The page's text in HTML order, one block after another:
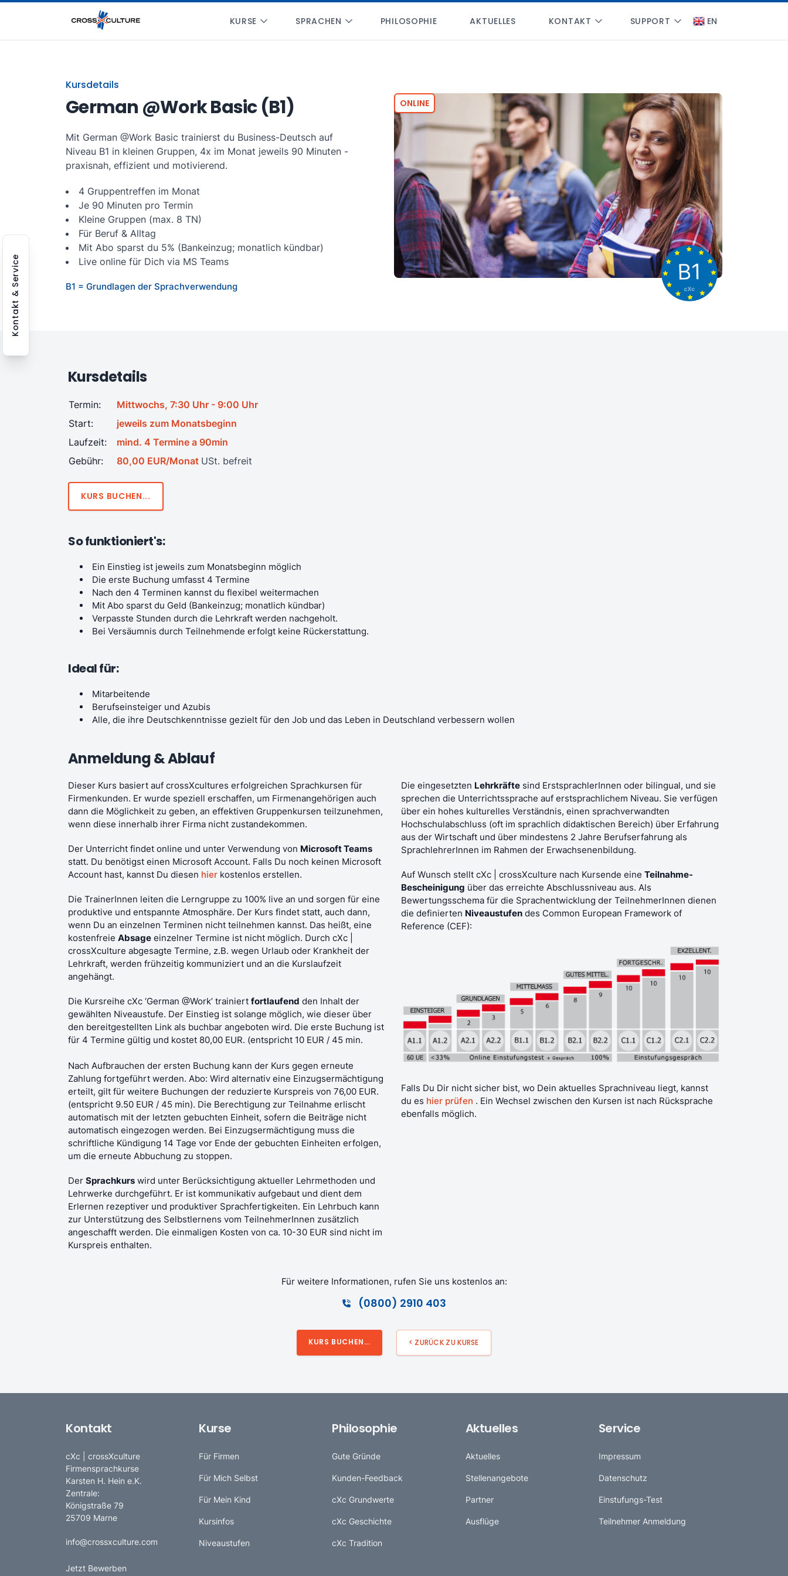
KURSE SPRACHEN PHILOSOPHIE AKTUELLES KONTAKT SUPPORT EN
Kursdetails
German @Work Basic (B1)
Mit German @Work Basic trainierst du Business-Deutsch auf
Niveau B1 in kleinen Gruppen, 4x im Monat jeweils 90 Minuten -
praxisnah, effizient und motivierend.
4 Gruppentreffen im Monat
Je 90 Minuten pro Termin
Kleine Gruppen (max. 8 TN)
Für Beruf & Alltag
Mit Abo sparst du 5% (Bankeinzug; monatlich kündbar)
Live online für Dich via MS Teams
B1 = Grundlagen der Sprachverwendung
ONLINE
Kursdetails
Termin:
Mittwochs, 7:30 Uhr - 9:00 Uhr
Start:
jeweils zum Monatsbeginn
Laufzeit:
mind. 4 Termine a 90min
Gebühr:
80,00 EUR/Monat USt. befreit
KURS BUCHEN...
So funktioniert's:
Ein Einstieg ist jeweils zum Monatsbeginn möglich
Die erste Buchung umfasst 4 Termine
Nach den 4 Terminen kannst du flexibel weitermachen
Mit Abo sparst du Geld (Bankeinzug; monatlich kündbar)
Verpasste Stunden durch die Lehrkraft werden nachgeholt.
Bei Versäumnis durch Teilnehmende erfolgt keine Rückerstattung.
Ideal für:
Mitarbeitende
Berufseinsteiger und Azubis
Alle, die ihre Deutschkenntnisse gezielt für den Job und das Leben in Deutschland verbessern wollen
Anmeldung & Ablauf
Dieser Kurs basiert auf crossXcultures erfolgreichen Sprachkursen für
Firmenkunden. Er wurde speziell erschaffen, um Firmenangehörigen auch
dann die Möglichkeit zu geben, an effektiven Gruppenkursen teilzunehmen,
wenn diese innerhalb ihrer Firma nicht zustandekommen.
Der Unterricht findet online und unter Verwendung von Microsoft Teams
statt. Du benötigst einen Microsoft Account. Falls Du noch keinen Microsoft
Account hast, kannst Du diesen hier kostenlos erstellen.
Die TrainerInnen leiten die Lerngruppe zu 100% live an und sorgen für eine
produktive und entspannte Atmosphäre. Der Kurs findet statt, auch dann,
wenn Du an einzelnen Terminen nicht teilnehmen kannst. Das heißt, eine
kostenfreie Absage einzelner Termine ist nicht möglich. Durch cXc |
crossXculture abgesagte Termine, z.B. wegen Urlaub oder Krankheit der
Lehrkraft, werden frühzeitig kommuniziert und an die Kurslaufzeit
angehängt.
Die Kursreihe cXc ‘German @Work’ trainiert fortlaufend den Inhalt der
gewählten Niveaustufe. Der Einstieg ist solange möglich, wie dieser über
den bereitgestellten Link als buchbar angeboten wird. Die erste Buchung ist
für 4 Termine gültig und kostet 80,00 EUR. (entspricht 10 EUR / 45 min.
Nach Aufbrauchen der ersten Buchung kann der Kurs gegen erneute
Zahlung fortgeführt werden. Abo: Wird alternativ eine Einzugsermächtigung
erteilt, gilt für weitere Buchungen der reduzierte Kurspreis von 76,00 EUR.
(entspricht 9.50 EUR / 45 min). Die Berechtigung zur Teilnahme erlischt
automatisch mit der letzten gebuchten Einheit, sofern die Beiträge nicht
automatisch eingezogen werden. Bei Einzugsermächtigung muss die
schriftliche Kündigung 14 Tage vor Ende der gebuchten Einheiten erfolgen,
um die erneute Abbuchung zu stoppen.
Der Sprachkurs wird unter Berücksichtigung aktueller Lehrmethoden und
Lehrwerke durchgeführt. Er ist kommunikativ aufgebaut und dient dem
Erlernen rezeptiver und produktiver Sprachfertigkeiten. Ein Lehrbuch kann
zur Unterstützung des Selbstlernens vom TeilnehmerInnen zusätzlich
angeschafft werden. Die einmaligen Kosten von ca. 10-30 EUR sind nicht im
Kurspreis enthalten.
Die eingesetzten Lehrkräfte sind ErstsprachlerInnen oder bilingual, und sie
sprechen die Unterrichtssprache auf erstsprachlichem Niveau. Sie verfügen
über ein hohes kulturelles Verständnis, einen sprachverwandten
Hochschulabschluss (oft im sprachlich didaktischen Bereich) über Erfahrung
aus der Wirtschaft und über mindestens 2 Jahre Berufserfahrung als
SprachlehrerInnen im Rahmen der Erwachsenenbildung.
Auf Wunsch stellt cXc | crossXculture nach Kursende eine Teilnahme-
Bescheinigung über das erreichte Abschlussniveau aus. Als
Bewertungsschema für die Sprachentwicklung der TeilnehmerInnen dienen
die definierten Niveaustufen des Common European Framework of
Reference (CEF):
Falls Du Dir nicht sicher bist, wo Dein aktuelles Sprachniveau liegt, kannst
du es hier prüfen . Ein Wechsel zwischen den Kursen ist nach Rücksprache
ebenfalls möglich.
Für weitere Informationen, rufen Sie uns kostenlos an:
(0800) 2910 403
KURS BUCHEN... < ZURÜCK ZU KURSE
Kontakt
cXc | crossXculture
Firmensprachkurse
Karsten H. Hein e.K.
Zentrale:
Königstraße 79
25709 Marne
info@crossxculture.com
Jetzt Bewerben
Kurse
Für Firmen
Für Mich Selbst
Für Mein Kind
Kursinfos
Niveaustufen
Philosophie
Gute Gründe
Kunden-Feedback
cXc Grundwerte
cXc Geschichte
cXc Tradition
Aktuelles
Aktuelles
Stellenangebote
Partner
Ausflüge
Service
Impressum
Datenschutz
Einstufungs-Test
Teilnehmer Anmeldung
Kontakt & Service